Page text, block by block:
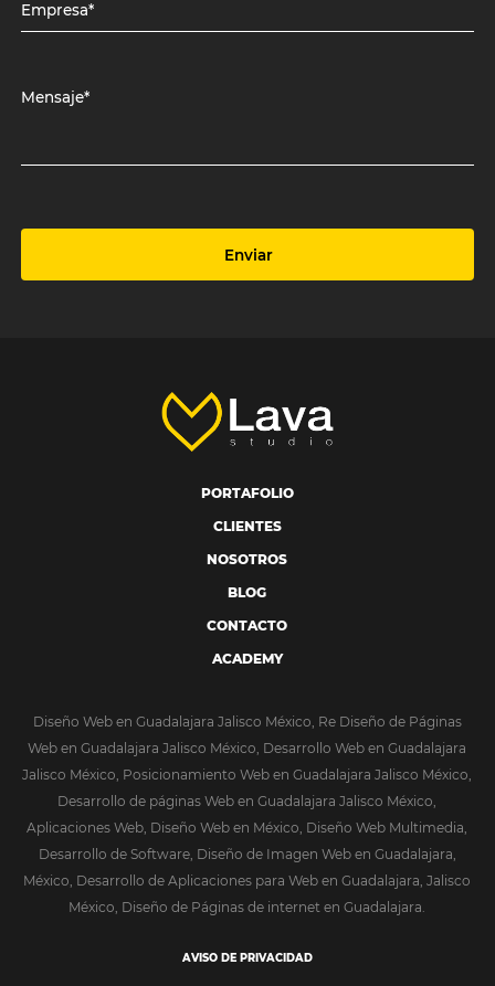
Empresa*
Mensaje*
Enviar
PORTAFOLIO
CLIENTES
NOSOTROS
BLOG
CONTACTO
ACADEMY
Diseño Web en Guadalajara Jalisco México, Re Diseño de Páginas
Web en Guadalajara Jalisco México, Desarrollo Web en Guadalajara
Jalisco México, Posicionamiento Web en Guadalajara Jalisco México,
Desarrollo de páginas Web en Guadalajara Jalisco México,
Aplicaciones Web, Diseño Web en México, Diseño Web Multimedia,
Desarrollo de Software, Diseño de Imagen Web en Guadalajara,
México, Desarrollo de Aplicaciones para Web en Guadalajara, Jalisco
México, Diseño de Páginas de internet en Guadalajara.
AVISO DE PRIVACIDAD